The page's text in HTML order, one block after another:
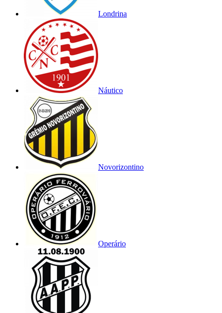
Londrina
Náutico
Novorizontino
Operário